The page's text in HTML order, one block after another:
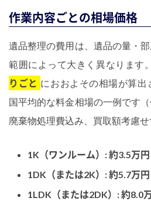
作業内容ごとの相場価格
遺品整理の費用は、遺品の量・
範囲によって大きく異なります
りごと におおよその相場が算
国平均的な料金相場の一例です​
廃棄物処理費込み、買取額考慮せ
1K（ワンルーム）: 約3.5万円
1DK（または2K）: 約5.7万円
1LDK（または2DK）: 約8.0